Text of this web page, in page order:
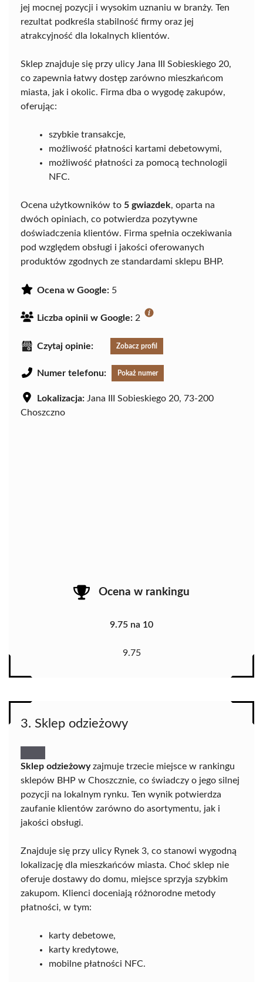
jej mocnej pozycji i wysokim uznaniu w branży. Ten
rezultat podkreśla stabilność firmy oraz jej
atrakcyjność dla lokalnych klientów.
Sklep znajduje się przy ulicy Jana III Sobieskiego 20,
co zapewnia łatwy dostęp zarówno mieszkańcom
miasta, jak i okolic. Firma dba o wygodę zakupów,
oferując:
szybkie transakcje,
możliwość płatności kartami debetowymi,
możliwość płatności za pomocą technologii
NFC.
Ocena użytkowników to 5 gwiazdek, oparta na
dwóch opiniach, co potwierdza pozytywne
doświadczenia klientów. Firma spełnia oczekiwania
pod względem obsługi i jakości oferowanych
produktów zgodnych ze standardami sklepu BHP.
Ocena w Google: 5
Liczba opinii w Google: 2
Czytaj opinie: Zobacz profil
Numer telefonu: Pokaż numer
Lokalizacja: Jana III Sobieskiego 20, 73-200
Choszczno
Ocena w rankingu
9.75 na 10
9.75
3. Sklep odzieżowy
Sklep odzieżowyzajmuje trzecie miejsce w rankingu
sklepów BHP w Choszcznie, co świadczy o jego silnej
pozycji na lokalnym rynku. Ten wynik potwierdza
zaufanie klientów zarówno do asortymentu, jak i
jakości obsługi.
Znajduje się przy ulicy Rynek 3, co stanowi wygodną
lokalizację dla mieszkańców miasta. Choć sklep nie
oferuje dostawy do domu, miejsce sprzyja szybkim
zakupom. Klienci doceniają różnorodne metody
płatności, w tym:
karty debetowe,
karty kredytowe,
mobilne płatności NFC.